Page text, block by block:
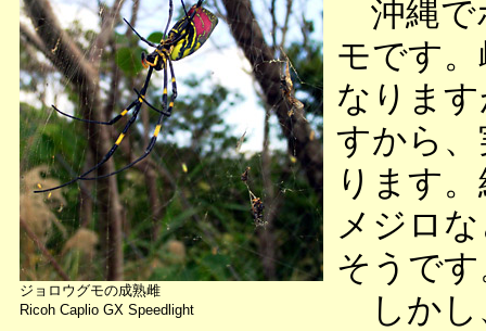
ジョロウグモの成熟雌
Ricoh Caplio GX Speedlight
沖縄で
モです
なりま
すから
ります
メジロ
そうで
しかし